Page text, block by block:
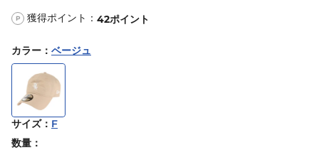
P 獲得ポイント： 42ポイント
カラー ： ベージュ
サイズ： F
数量：